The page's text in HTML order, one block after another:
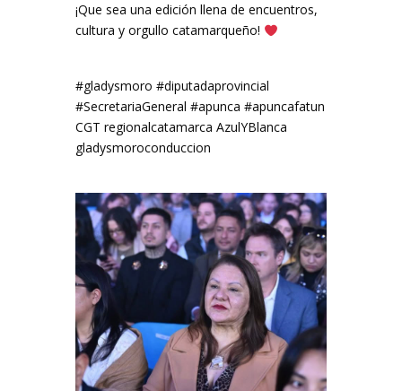
¡Que sea una edición llena de encuentros,
cultura y orgullo catamarqueño!
#gladysmoro #diputadaprovincial
#SecretariaGeneral #apunca #apuncafatun
CGT regionalcatamarca AzulYBlanca
gladysmoroconduccion